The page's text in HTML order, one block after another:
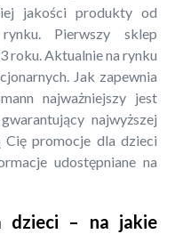
jakości produkty od
Pierwszy sklep
roku. Aktualnie na rynku
Jak zapewnia
najważniejszy jest
najwyższej
Cię promocje dla dzieci
udostępniane na
dzieci – na jakie